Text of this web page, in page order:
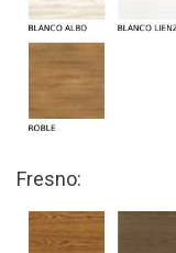
Fresno: